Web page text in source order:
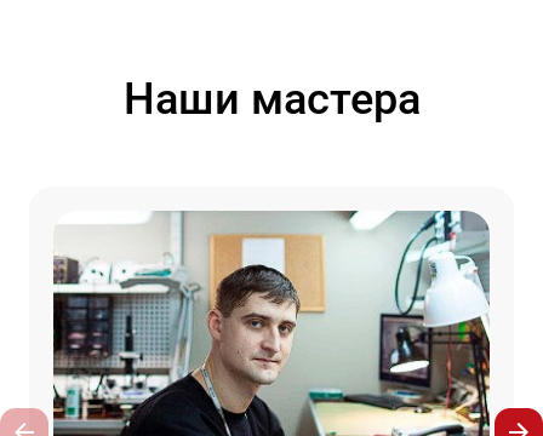
Наши мастера